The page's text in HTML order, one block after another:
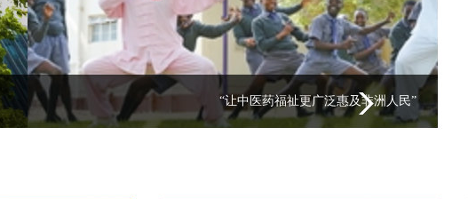
“让中医药福祉更广泛惠及非洲人民”